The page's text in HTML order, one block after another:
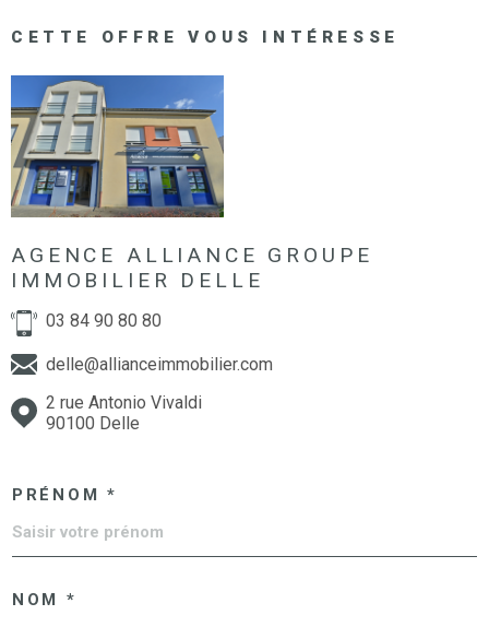
CETTE OFFRE VOUS INTÉRESSE
AGENCE ALLIANCE GROUPE
IMMOBILIER DELLE
03 84 90 80 80
delle@allianceimmobilier.com
2 rue Antonio Vivaldi
90100 Delle
PRÉNOM *
NOM *